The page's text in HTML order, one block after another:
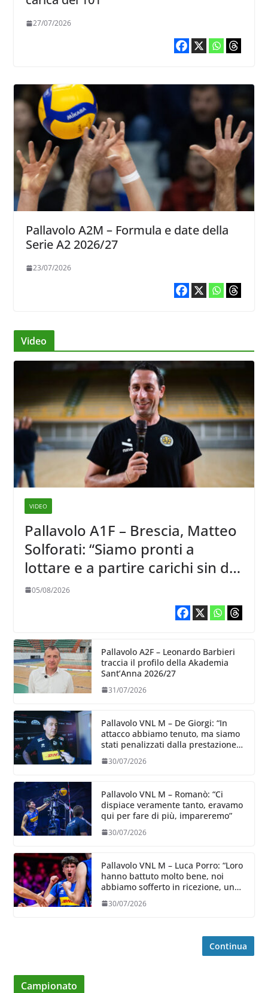
27/07/2026
Pallavolo A2M – Formula e date della
Serie A2 2026/27
23/07/2026
Video
VIDEO
Pallavolo A1F – Brescia, Matteo
Solforati: “Siamo pronti a
lottare e a partire carichi sin dal
primo giorno”
05/08/2026
Pallavolo A2F – Leonardo Barbieri
traccia il profilo della Akademia
Sant’Anna 2026/27
31/07/2026
Pallavolo VNL M – De Giorgi: “In
attacco abbiamo tenuto, ma siamo
stati penalizzati dalla prestazione
30/07/2026
Pallavolo VNL M – Romanò: “Ci
dispiace veramente tanto, eravamo
qui per fare di più, impareremo”
30/07/2026
Pallavolo VNL M – Luca Porro: “Loro
hanno battuto molto bene, noi
abbiamo sofferto in ricezione, uno
30/07/2026
Continua
Campionato